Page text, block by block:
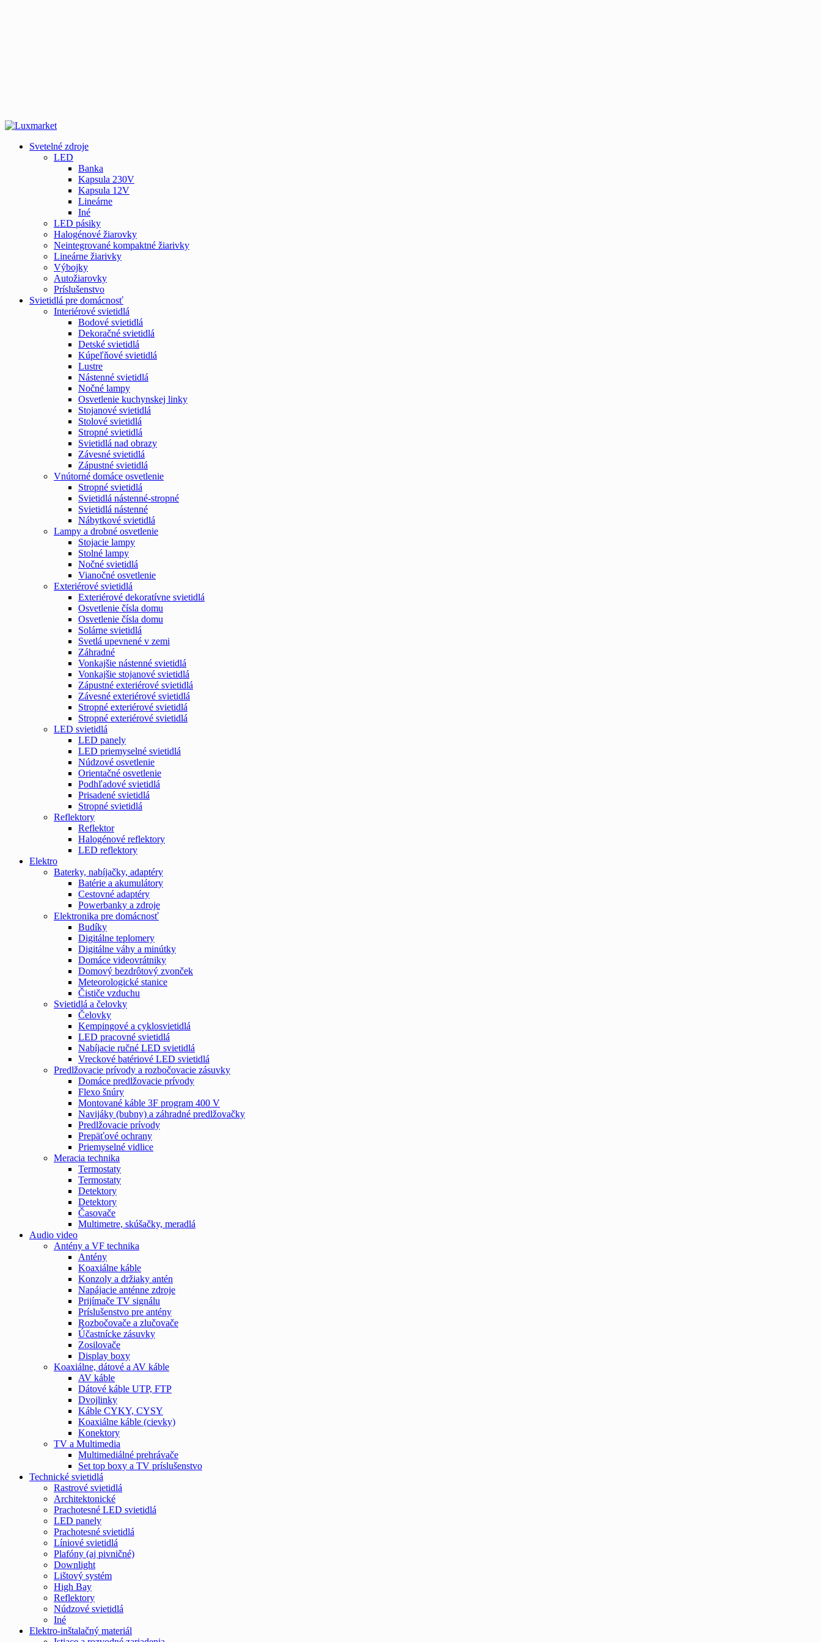
Svetelné zdroje
LED
Banka
Kapsula 230V
Kapsula 12V
Lineárne
Iné
LED pásiky
Halogénové žiarovky
Neintegrované kompaktné žiarivky
Lineárne žiarivky
Výbojky
Autožiarovky
Príslušenstvo
Svietidlá pre domácnosť
Interiérové svietidlá
Bodové svietidlá
Dekoračné svietidlá
Detské svietidlá
Kúpeľňové svietidlá
Lustre
Nástenné svietidlá
Nočné lampy
Osvetlenie kuchynskej linky
Stojanové svietidlá
Stolové svietidlá
Stropné svietidlá
Svietidlá nad obrazy
Závesné svietidlá
Zápustné svietidlá
Vnútorné domáce osvetlenie
Stropné svietidlá
Svietidlá nástenné-stropné
Svietidlá nástenné
Nábytkové svietidlá
Lampy a drobné osvetlenie
Stojacie lampy
Stolné lampy
Nočné svietidlá
Vianočné osvetlenie
Exteriérové svietidlá
Exteriérové dekoratívne svietidlá
Osvetlenie čísla domu
Osvetlenie čísla domu
Solárne svietidlá
Svetlá upevnené v zemi
Záhradné
Vonkajšie nástenné svietidlá
Vonkajšie stojanové svietidlá
Zápustné exteriérové svietidlá
Závesné exteriérové svietidlá
Stropné exteriérové svietidlá
Stropné exteriérové svietidlá
LED svietidlá
LED panely
LED priemyselné svietidlá
Núdzové osvetlenie
Orientačné osvetlenie
Podhľadové svietidlá
Prisadené svietidlá
Stropné svietidlá
Reflektory
Reflektor
Halogénové reflektory
LED reflektory
Elektro
Baterky, nabíjačky, adaptéry
Batérie a akumulátory
Cestovné adaptéry
Powerbanky a zdroje
Elektronika pre domácnosť
Budíky
Digitálne teplomery
Digitálne váhy a minútky
Domáce videovrátniky
Domový bezdrôtový zvonček
Meteorologické stanice
Čističe vzduchu
Svietidlá a čelovky
Čelovky
Kempingové a cyklosvietidlá
LED pracovné svietidlá
Nabíjacie ručné LED svietidlá
Vreckové batériové LED svietidlá
Predlžovacie prívody a rozbočovacie zásuvky
Domáce predlžovacie prívody
Flexo šnúry
Montované káble 3F program 400 V
Navijáky (bubny) a záhradné predlžovačky
Predlžovacie prívody
Prepäťové ochrany
Priemyselné vidlice
Meracia technika
Termostaty
Termostaty
Detektory
Detektory
Časovače
Multimetre, skúšačky, meradlá
Audio video
Antény a VF technika
Antény
Koaxiálne káble
Konzoly a držiaky antén
Napájacie anténne zdroje
Prijímače TV signálu
Príslušenstvo pre antény
Rozbočovače a zlučovače
Účastnícke zásuvky
Zosilovače
Display boxy
Koaxiálne, dátové a AV káble
AV káble
Dátové káble UTP, FTP
Dvojlinky
Káble CYKY, CYSY
Koaxiálne káble (cievky)
Konektory
TV a Multimedia
Multimediálné prehrávače
Set top boxy a TV príslušenstvo
Technické svietidlá
Rastrové svietidlá
Architektonické
Prachotesné LED svietidlá
LED panely
Prachotesné svietidlá
Líniové svietidlá
Plafóny (aj pivničné)
Downlight
Lištový systém
High Bay
Reflektory
Núdzové svietidlá
Iné
Elektro-inštalačný materiál